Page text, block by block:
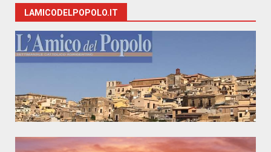
LAMICODELPOPOLO.IT